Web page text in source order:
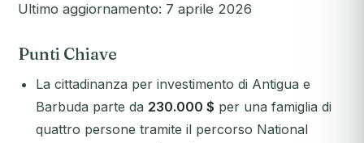
Ultimo aggiornamento: 7 aprile 2026
Punti Chiave
La cittadinanza per investimento di Antigua e
Barbuda parte da 230.000 $ per una famiglia di
quattro persone tramite il percorso National